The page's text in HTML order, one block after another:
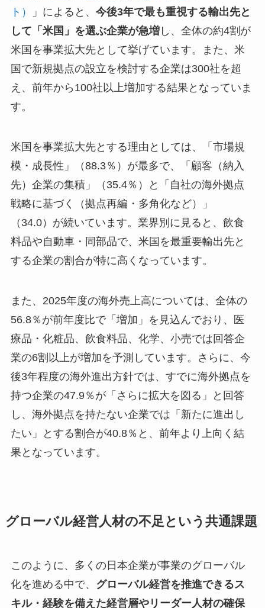
ト）
」によると、 今後3年で最も重視する輸出先と
して「米国」を選ぶ企業が急増し、全体の約4割が
米国を事業拡大先として挙げています。また、米
国で新規拠点の設立を検討する企業は300社を超
え、前年から100社以上増加する結果となっていま
す。
米国を事業拡大先とする理由としては、「市場規
模・成長性」（88.3％）が最多で、「顧客（納入
先）企業の集積」（35.4％）と「自社の海外拠点
戦略に基づく（拠点再編・多角化など）」
（34.0）が続いています。業界別に見ると、飲食
料品や自動車・同部品で、米国を最重要輸出先と
する企業の割合が特に高くなっています。
また、2025年度の海外売上高については、全体の
56.8％が前年度比で「増加」を見込んでおり、医
療品・化粧品、飲食料品、化学、小売では回答企
業の6割以上が増加を予測しています。さらに、今
後3年程度の海外進出方針では、すでに海外拠点を
持つ企業の47.9％が「さらに拡大を図る」と回答
し、海外拠点を持たない企業では「新たに進出し
たい」とする割合が40.8％と、前年より上向く結
果となっています。
グローバル経営人材の不足という共通課題
このように、多くの日本企業が事業のグローバル
化を進める中で、 グローバル経営を推進できるス
キル・経験を備えた経営層やリーダー人材の確保